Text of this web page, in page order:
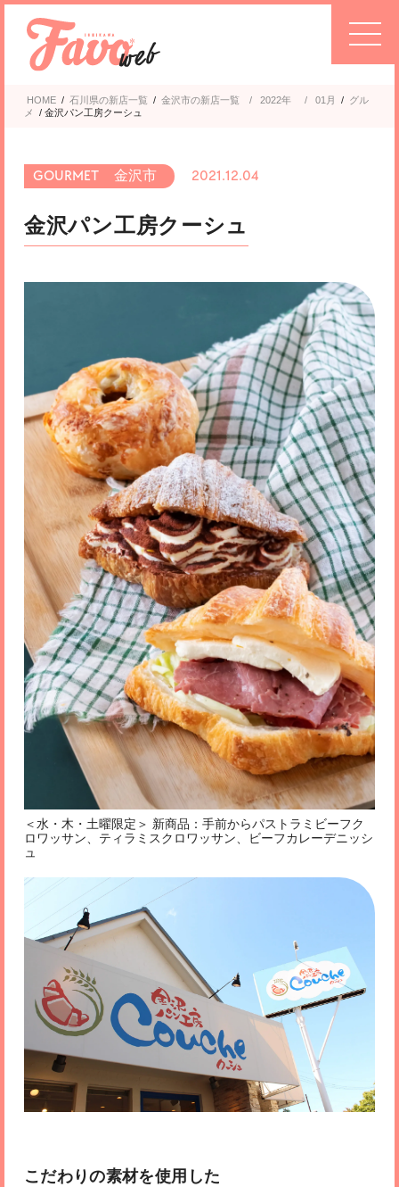
HOME / 石川県の新店一覧 / 金沢市 2022年 / 01月 / グル
メ
/ 金沢パン工房クーシュ
金沢市 2021.12.04
金沢パン工房クーシュ
＜水・木・土曜限定＞ 新商品：手前からパストラミビーフク
ロワッサン、ティラミスクロワッサン、ビーフカレーデニッシ
ュ
こだわりの素材を使用した